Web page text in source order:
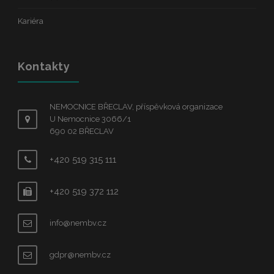
Kariéra
Kontakty
NEMOCNICE BŘECLAV, příspěvková organizace
U Nemocnice 3066/1
690 02 BŘECLAV
+420 519 315 111
+420 519 372 112
info@nembv.cz
gdpr@nembv.cz